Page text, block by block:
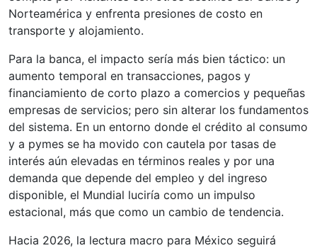
Norteamérica y enfrenta presiones de costo en
transporte y alojamiento.
Para la banca, el impacto sería más bien táctico: un
aumento temporal en transacciones, pagos y
financiamiento de corto plazo a comercios y pequeñas
empresas de servicios; pero sin alterar los fundamentos
del sistema. En un entorno donde el crédito al consumo
y a pymes se ha movido con cautela por tasas de
interés aún elevadas en términos reales y por una
demanda que depende del empleo y del ingreso
disponible, el Mundial luciría como un impulso
estacional, más que como un cambio de tendencia.
Hacia 2026, la lectura macro para México seguirá